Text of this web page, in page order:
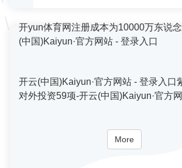
开yun体育网注册成本为10000万东说
(中国)Kaiyun·官方网站 - 登录入口
开云(中国)Kaiyun·官方网站 - 登录入口
对外投资59项-开云(中国)Kaiyun·官方
More